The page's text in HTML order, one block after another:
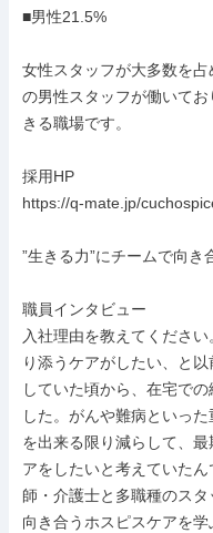
■男性21.5%
女性スタッフが大多数を
の男性スタッフが働いて
きる職場です。
採用HP
https://q-mate.jp/
”生きる力”にチームで向き
職員インタビュー
入社理由を教えてくださ
り添うケアがしたい、と
していた頃から、在宅で
した。がんや難病といっ
を出来る限り減らして、
アをしたいと考えていた
師・介護士と多職種のス
向き合うホスピスケアを